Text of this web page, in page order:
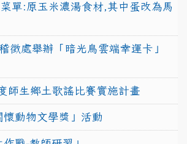
單:原玉米濃湯食材,其中蛋改為馬
徵處舉辦「暗光鳥雲端幸運卡」
師生鄉土歌謠比賽實施計畫
動物文學獎」活動